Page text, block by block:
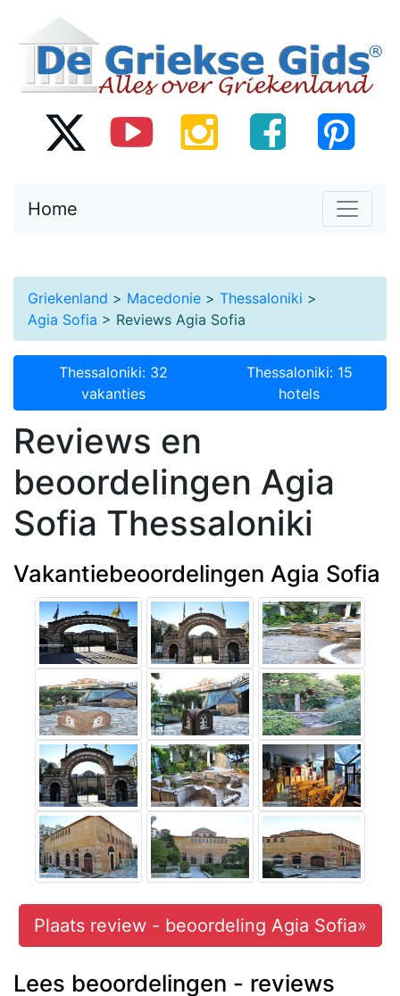
Home
Griekenland > Macedonie > Thessaloniki >
Agia Sofia > Reviews Agia Sofia
Thessaloniki: 32
vakanties
Thessaloniki: 15
hotels
Reviews en
beoordelingen Agia
Sofia Thessaloniki
Vakantiebeoordelingen Agia Sofia
Plaats review - beoordeling Agia Sofia»
Lees beoordelingen - reviews